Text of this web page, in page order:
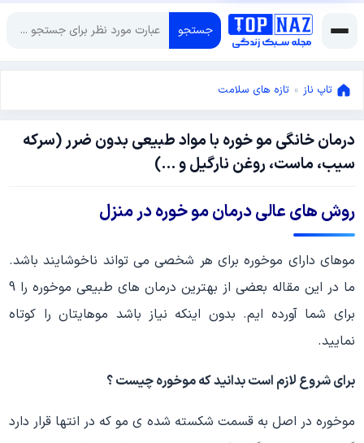
جستجو
تاپ ناز » تازه های سلامت
درمان خانگی مو خوره با مواد طبیعی بدون ضرر (سرکه
سیب، ماست، روغن نارگیل و …)
جولای
2,
روش های عالی درمان مو خوره در منزل
موهای دارای موخوره برای هر شخصی می تواند ناخوشایند باشد.
ما در این مقاله بعضی از بهترین درمان های طبیعی موخوره را 9
برای شما آورده ایم. بدون اینکه نیاز باشد موهایتان را کوتاه
نمایید.
برای شروع لازم است بدانید که موخوره چیست ؟
موخوره در اصل به قسمت شکسته شده ی مو که در انتها قرار دارد